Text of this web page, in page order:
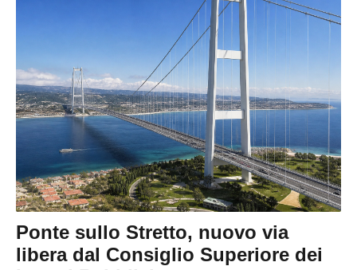
Ponte sullo Stretto, nuovo via
libera dal Consiglio Superiore dei